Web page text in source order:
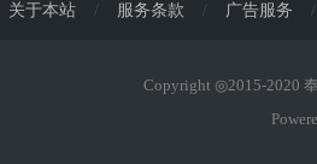
关于本站 / 服务条款 / 广告服务 /
Copyright ◎2015-2020